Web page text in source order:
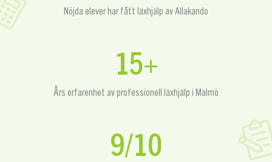
Nöjda elever har fått läxhjälp av Allakando
15+
Års erfarenhet av professionell läxhjälp i Malmö
9/10